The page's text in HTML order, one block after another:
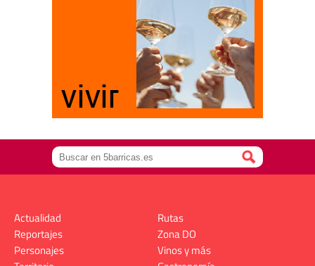
Actualidad
Reportajes
Personajes
Rutas
Zona DO
Vinos y más